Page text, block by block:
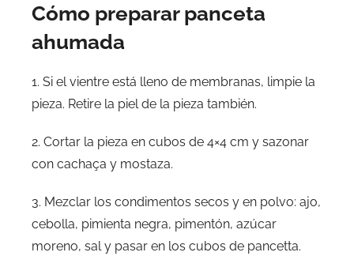
Cómo preparar panceta
ahumada
1. Si el vientre está lleno de membranas, limpie la
pieza. Retire la piel de la pieza también.
2. Cortar la pieza en cubos de 4×4 cm y sazonar
con cachaça y mostaza.
3. Mezclar los condimentos secos y en polvo: ajo,
cebolla, pimienta negra, pimentón, azúcar
moreno, sal y pasar en los cubos de pancetta.